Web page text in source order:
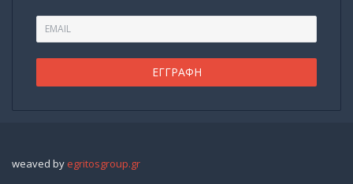
weaved by egritosgroup.gr